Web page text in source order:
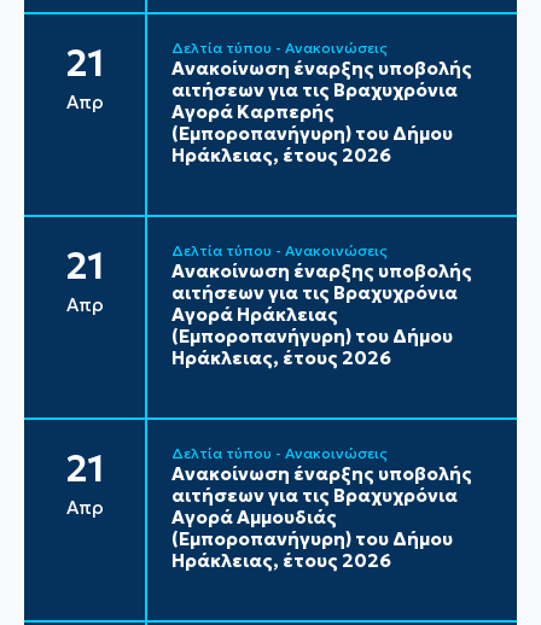
21
Απρ
Δελτία τύπου - Ανακοινώσεις
Ανακοίνωση έναρξης υποβολής
αιτήσεων για τις Βραχυχρόνια
Αγορά Καρπερής
(Εμποροπανήγυρη) του Δήμου
Ηράκλειας, έτους 2026
21
Απρ
Δελτία τύπου - Ανακοινώσεις
Ανακοίνωση έναρξης υποβολής
αιτήσεων για τις Βραχυχρόνια
Αγορά Ηράκλειας
(Εμποροπανήγυρη) του Δήμου
Ηράκλειας, έτους 2026
21
Απρ
Δελτία τύπου - Ανακοινώσεις
Ανακοίνωση έναρξης υποβολής
αιτήσεων για τις Βραχυχρόνια
Αγορά Αμμουδιάς
(Εμποροπανήγυρη) του Δήμου
Ηράκλειας, έτους 2026